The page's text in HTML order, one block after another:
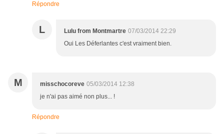
Répondre
L Lulu from Montmartre 07/03/2014 22:29
Oui Les Déferlantes c'est vraiment bien.
M misschocoreve 05/03/2014 12:38
je n'ai pas aimé non plus... !
Répondre